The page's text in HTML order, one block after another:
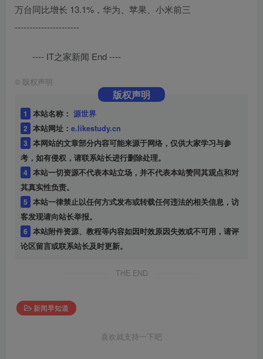
万台同比增长 13.1%，华为、苹果、小米前三
----------------------
---- IT之家新闻 End ----
© 版权声明
版权声明
1 本站名称： 源世界
2 本站网址： e.likestudy.cn
3 本网站的文章部分内容可能来源于网络，仅供大家学习与参
考，如有侵权，请联系站长进行删除处理。
4 本站一切资源不代表本站立场，并不代表本站赞同其观点和对
其真实性负责。
5 本站一律禁止以任何方式发布或转载任何违法的相关信息，访
客发现请向站长举报。
6 本站附件资源、教程等内容如因时效原因失效或不可用，请评
论区留言或联系站长及时更新。
THE END
新闻早知道
喜欢就支持一下吧